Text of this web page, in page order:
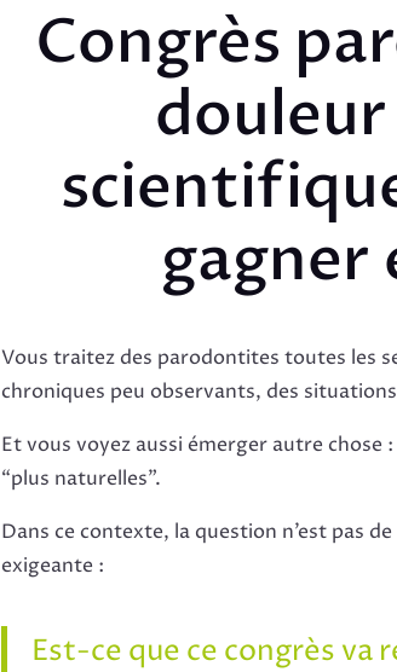
Congrès
gagner
Vous traitez des parodontites toutes les
chroniques peu observants, des
Et vous voyez aussi émerger autre
“plus naturelles”.
Dans ce contexte, la question n’est pas
exigeante :
Est-ce que ce congrès va